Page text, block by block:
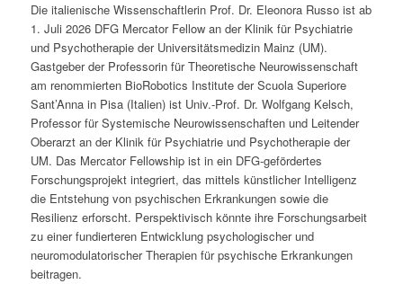
Die italienische Wissenschaftlerin Prof. Dr. Eleonora Russo ist ab
1. Juli 2026 DFG Mercator Fellow an der Klinik für Psychiatrie
und Psychotherapie der Universitätsmedizin Mainz (UM).
Gastgeber der Professorin für Theoretische Neurowissenschaft
am renommierten BioRobotics Institute der Scuola Superiore
Sant’Anna in Pisa (Italien) ist Univ.‑Prof. Dr. Wolfgang Kelsch,
Professor für Systemische Neurowissenschaften und Leitender
Oberarzt an der Klinik für Psychiatrie und Psychotherapie der
UM. Das Mercator Fellowship ist in ein DFG-gefördertes
Forschungsprojekt integriert, das mittels künstlicher Intelligenz
die Entstehung von psychischen Erkrankungen sowie die
Resilienz erforscht. Perspektivisch könnte ihre Forschungsarbeit
zu einer fundierteren Entwicklung psychologischer und
neuromodulatorischer Therapien für psychische Erkrankungen
beitragen.